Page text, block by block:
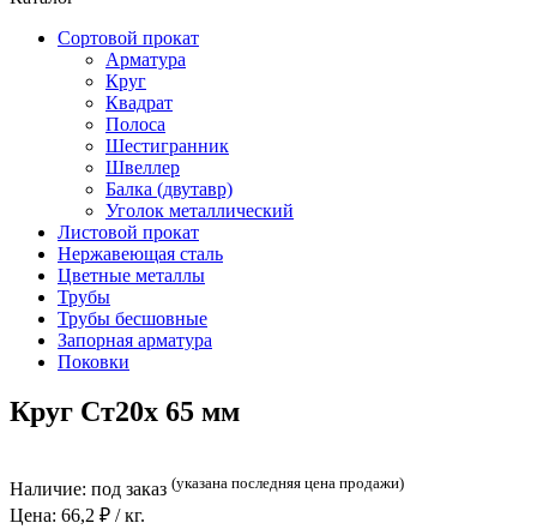
Сортовой прокат
Арматура
Круг
Квадрат
Полоса
Шестигранник
Швеллер
Балка (двутавр)
Уголок металлический
Листовой прокат
Нержавеющая сталь
Цветные металлы
Трубы
Трубы бесшовные
Запорная арматура
Поковки
Круг Ст20х 65 мм
Наличие: под заказ (указана последняя цена продажи)
Цена: 66,2 ₽ / кг.